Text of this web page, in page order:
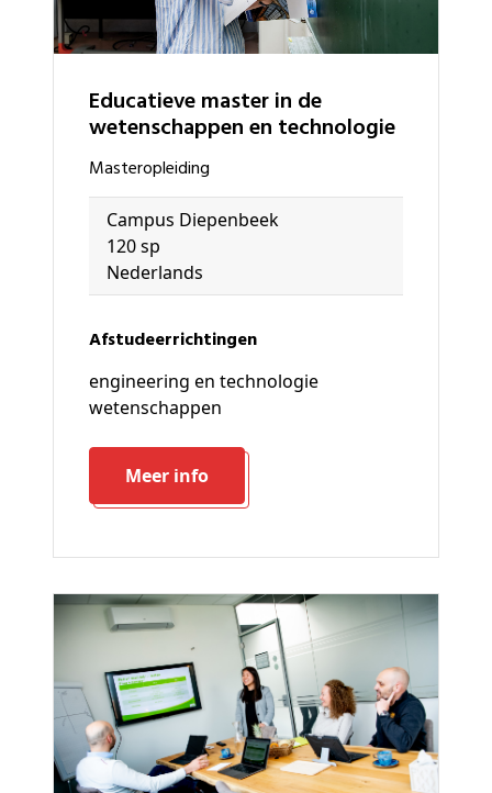
Educatieve master in de
wetenschappen en technologie
masteropleiding
Campus Diepenbeek
120 sp
Nederlands
Afstudeerrichtingen
engineering en technologie
wetenschappen
Meer info